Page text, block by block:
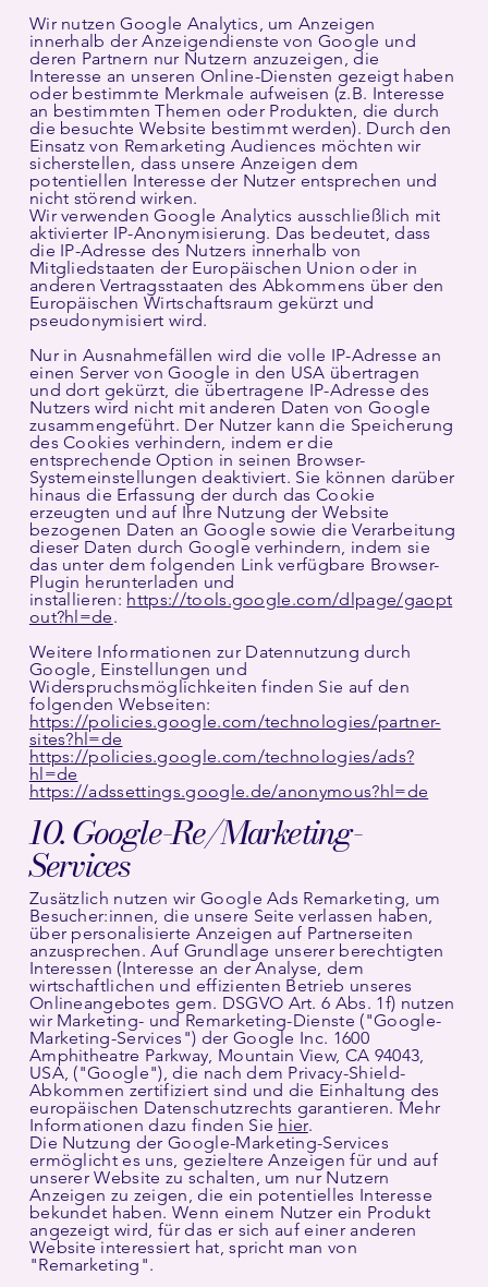
Wir nutzen Google Analytics, um Anzeigen
innerhalb der Anzeigendienste von Google und
deren Partnern nur Nutzern anzuzeigen, die
Interesse an unseren Online-Diensten gezeigt haben
oder bestimmte Merkmale aufweisen (z.B. Interesse
an bestimmten Themen oder Produkten, die durch
die besuchte Website bestimmt werden). Durch den
Einsatz von Remarketing Audiences möchten wir
sicherstellen, dass unsere Anzeigen dem
potentiellen Interesse der Nutzer entsprechen und
nicht störend wirken.
Wir verwenden Google Analytics ausschließlich mit
aktivierter IP-Anonymisierung. Das bedeutet, dass
die IP-Adresse des Nutzers innerhalb von
Mitgliedstaaten der Europäischen Union oder in
anderen Vertragsstaaten des Abkommens über den
Europäischen Wirtschaftsraum gekürzt und
pseudonymisiert wird.
Nur in Ausnahmefällen wird die volle IP-Adresse an
einen Server von Google in den USA übertragen
und dort gekürzt, die übertragene IP-Adresse des
Nutzers wird nicht mit anderen Daten von Google
zusammengeführt. Der Nutzer kann die Speicherung
des Cookies verhindern, indem er die
entsprechende Option in seinen Browser-
Systemeinstellungen deaktiviert. Sie können darüber
hinaus die Erfassung der durch das Cookie
erzeugten und auf Ihre Nutzung der Website
bezogenen Daten an Google sowie die Verarbeitung
dieser Daten durch Google verhindern, indem sie
das unter dem folgenden Link verfügbare Browser-
Plugin herunterladen und
installieren: https://tools.google.com/dlpage/gaopt
out?hl=de.
Weitere Informationen zur Datennutzung durch
Google, Einstellungen und
Widerspruchsmöglichkeiten finden Sie auf den
folgenden Webseiten:
https://policies.google.com/technologies/partner-
sites?hl=de
https://policies.google.com/technologies/ads?
hl=de
https://adssettings.google.de/anonymous?hl=de
10. Google-Re/Marketing-
Services
Zusätzlich nutzen wir Google Ads Remarketing, um
Besucher:innen, die unsere Seite verlassen haben,
über personalisierte Anzeigen auf Partnerseiten
anzusprechen. Auf Grundlage unserer berechtigten
Interessen (Interesse an der Analyse, dem
wirtschaftlichen und effizienten Betrieb unseres
Onlineangebotes gem. DSGVO Art. 6 Abs. 1f) nutzen
wir Marketing- und Remarketing-Dienste ("Google-
Marketing-Services") der Google Inc. 1600
Amphitheatre Parkway, Mountain View, CA 94043,
USA, ("Google"), die nach dem Privacy-Shield-
Abkommen zertifiziert sind und die Einhaltung des
europäischen Datenschutzrechts garantieren. Mehr
Informationen dazu finden Sie hier.
Die Nutzung der Google-Marketing-Services
ermöglicht es uns, gezieltere Anzeigen für und auf
unserer Website zu schalten, um nur Nutzern
Anzeigen zu zeigen, die ein potentielles Interesse
bekundet haben. Wenn einem Nutzer ein Produkt
angezeigt wird, für das er sich auf einer anderen
Website interessiert hat, spricht man von
"Remarketing".